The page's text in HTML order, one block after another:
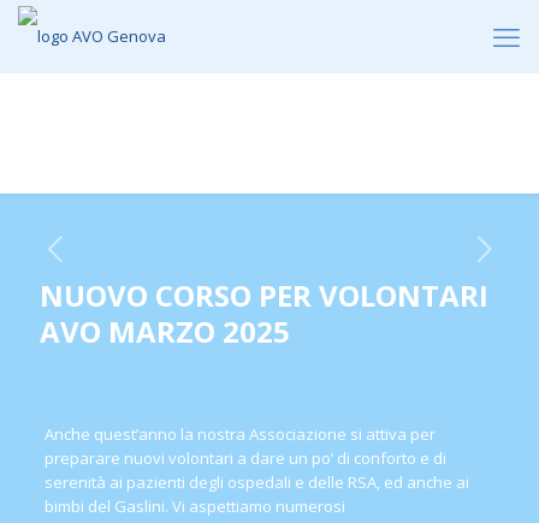
NUOVO CORSO PER VOLONTARI
AVO MARZO 2025
Anche quest’anno la nostra Associazione si attiva per
preparare nuovi volontari a dare un po’ di conforto e di
serenità ai pazienti degli ospedali e delle RSA, ed anche ai
bimbi del Gaslini. Vi aspettiamo numerosi